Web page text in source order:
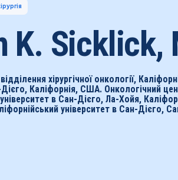
K. Sicklick,
хірургічної онкології,
Каліфорнія, США. Онкологічний
в Сан-Дієго, Ла-Хойя,
університет в Сан-Дієго,